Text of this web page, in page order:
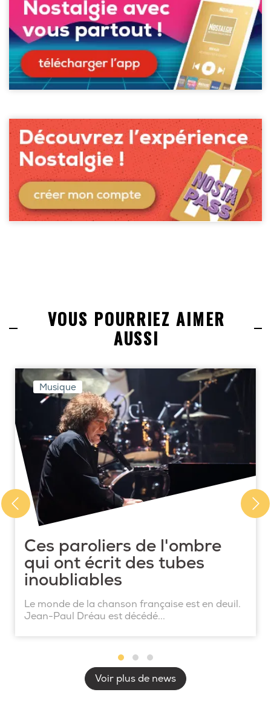
VOUS POURRIEZ AIMER
AUSSI
Musique
Ces paroliers de l'ombre
qui ont écrit des tubes
inoubliables
Le monde de la chanson française est en deuil.
Jean-Paul Dréau est décédé...
Voir plus de news